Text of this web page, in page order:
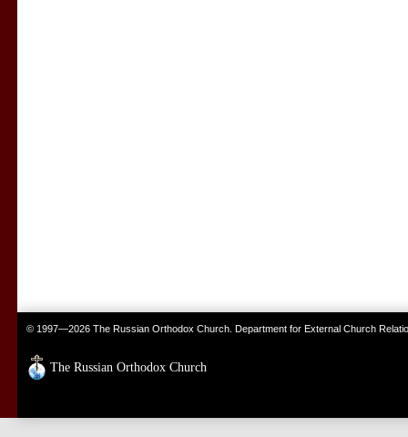
© 1997—2026 The Russian Orthodox Church. Department for External Church
The Russian Orthodox Church